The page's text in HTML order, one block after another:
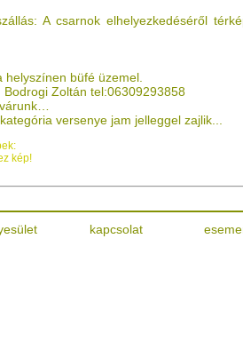
A csarnok elhelyezkedéséről
helyszínen büfé üzemel.
Bodrogi Zoltán tel:06309293858
versenye jam jelleggel zajlik...
kép!
kapcsolat